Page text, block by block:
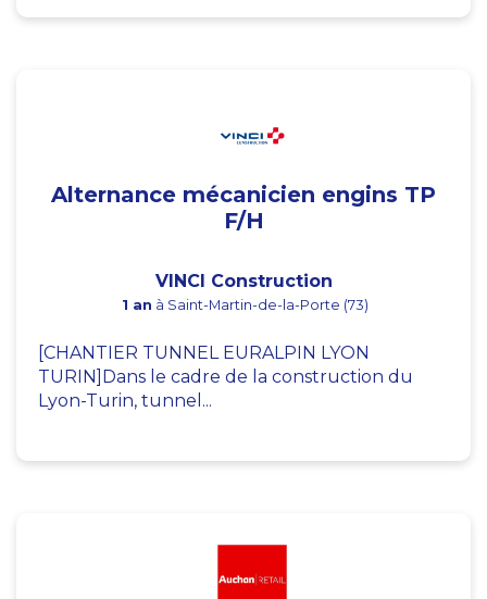
Alternance mécanicien engins TP
F/H
VINCI Construction
1 an à Saint-Martin-de-la-Porte (73)
[CHANTIER TUNNEL EURALPIN LYON
TURIN]Dans le cadre de la construction du
Lyon-Turin, tunnel...